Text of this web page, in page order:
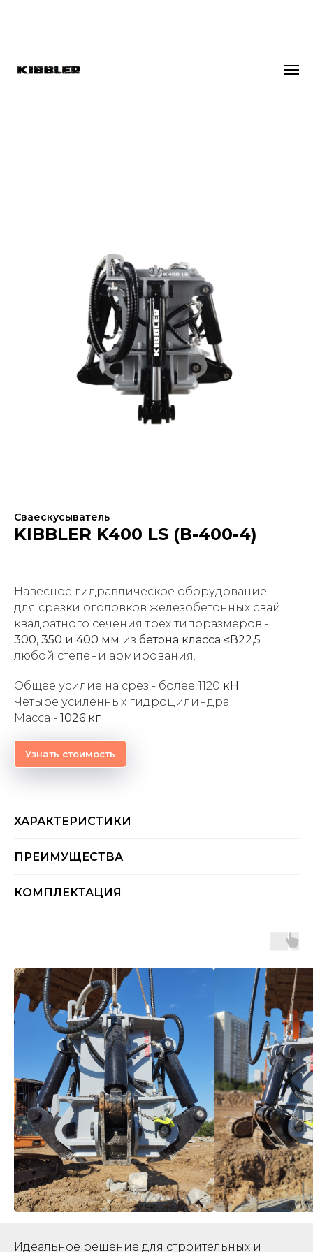
Сваескусыватель
KIBBLER K400 LS (В-400-4)
Навесное гидравлическое оборудование
для срезки оголовков железобетонных свай
квадратного сечения трёх типоразмеров -
300, 350 и 400 мм из бетона класса ≤В22,5
любой степени армирования.
Общее усилие на срез - более 1120 кН
Четыре усиленных гидроцилиндра
Масса - 1026 кг
Узнать стоимость
ХАРАКТЕРИСТИКИ
ПРЕИМУЩЕСТВА
КОМПЛЕКТАЦИЯ
Идеальное решение для строительных и